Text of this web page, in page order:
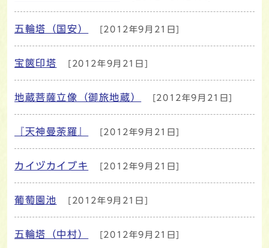
五輪塔（国安） [2012年9月21日]
宝篋印塔 [2012年9月21日]
地蔵菩薩立像（御旅地蔵） [2012年9月21日]
『天神曼荼羅』 [2012年9月21日]
カイヅカイブキ [2012年9月21日]
葡萄園池 [2012年9月21日]
五輪塔（中村） [2012年9月21日]